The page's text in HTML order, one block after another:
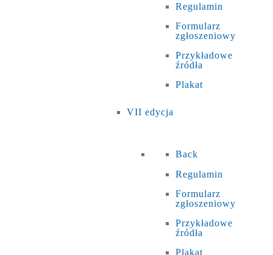
Regulamin
Formularz
zgłoszeniowy
Przykładowe
źródła
Plakat
VII edycja
Back
Regulamin
Formularz
zgłoszeniowy
Przykładowe
źródła
Plakat